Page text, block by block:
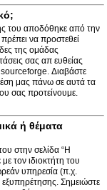
του αποδόθηκε από την
να προστεθεί
της ομάδας
σας απ ευθείας
sourceforge. Διαβάστε
μας πάνω σε αυτά τα
σας προτείνουμε.
ή θέματα
στην σελίδα “Η
τον ιδιοκτήτη του
υπηρεσία (π.χ.
Σημειώστε